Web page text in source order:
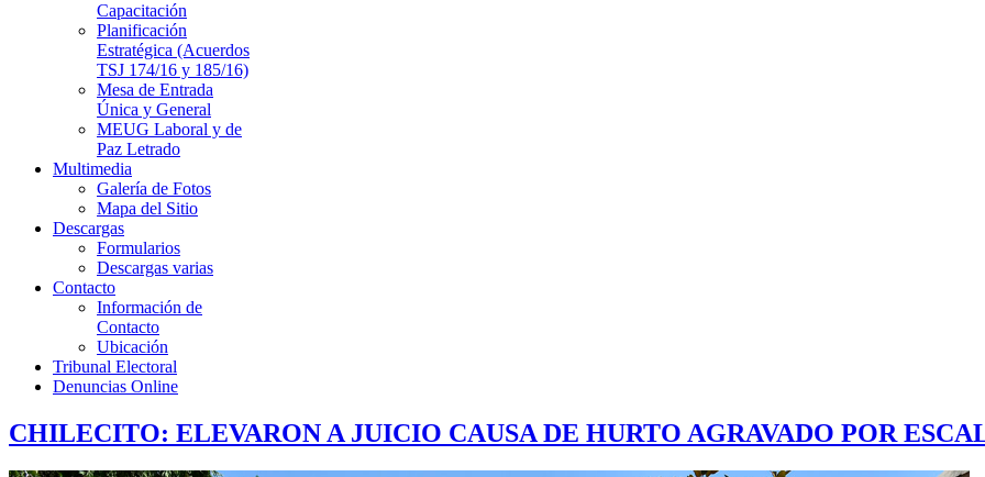
Capacitación
Planificación
Estratégica (Acuerdos
TSJ 174/16 y 185/16)
Mesa de Entrada
Única y General
MEUG Laboral y de
Paz Letrado
Multimedia
Galería de Fotos
Mapa del Sitio
Descargas
Formularios
Descargas varias
Contacto
Información de
Contacto
Ubicación
Tribunal Electoral
Denuncias Online
CHILECITO: ELEVARON A JUICIO CAUSA DE HURTO AGRAVADO POR